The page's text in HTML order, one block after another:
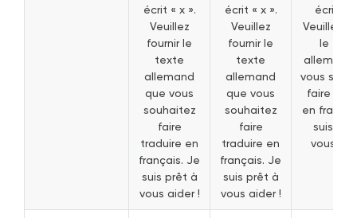
écrit « x ».
Veuillez
fournir le
texte
allemand
que vous
souhaitez
faire
traduire en
français. Je
suis prêt à
vous aider !
écrit « x ».
Veuillez
fournir le
texte
allemand
que vous
souhaitez
faire
traduire en
français. Je
suis prêt à
vous aider !
écrit « x
Veuillez
le
allemand
vous
faire
en
suis
vous